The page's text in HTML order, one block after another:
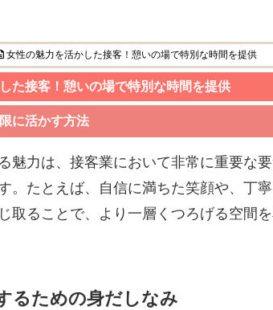
女性の魅力を活かした接客！憩いの場で特別な時間を提供
た接客！憩いの場で特別な時間を提供
に活かす方法
魅力は、接客業において非常に重要な
。たとえば、自信に満ちた笑顔や、丁
取ることで、より一層くつろげる空間
るための身だしなみ